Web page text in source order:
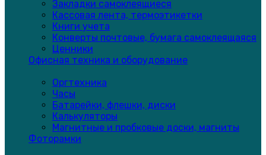
Закладки самоклеящиеся
Кассовая лента, термоэтикетки
Книги учета
Конверты почтовые, бумага самоклеящаяся
Ценники
Офисная техника и оборудование
Оргтехника
Часы
Батарейки, флешки, диски
Калькуляторы
Магнитные и пробковые доски, магниты
Фоторамки